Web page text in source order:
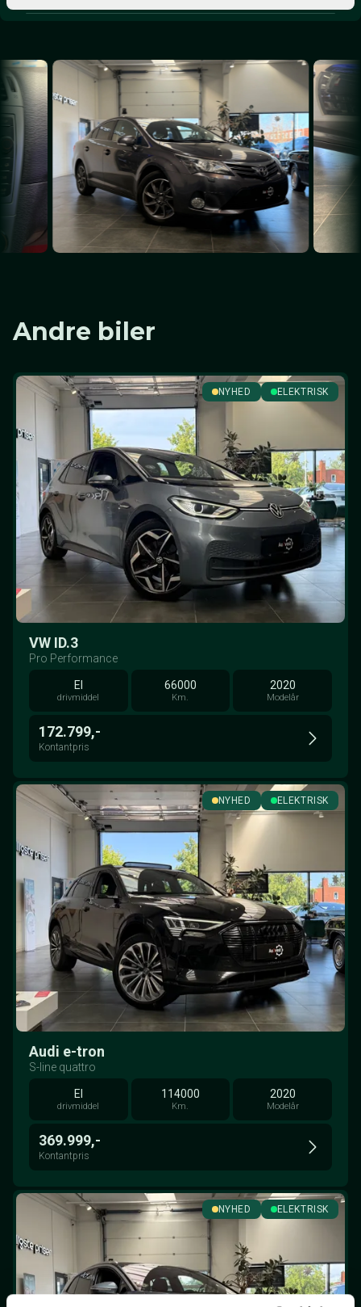
Andre biler
NYHED ELEKTRISK
VW ID.3
Pro Performance
El
drivmiddel
66000
Km.
2020
Modelår
172.799,-
Kontantpris
NYHED ELEKTRISK
Audi e-tron
S-line quattro
El
drivmiddel
114000
Km.
2020
Modelår
369.999,-
Kontantpris
NYHED ELEKTRISK